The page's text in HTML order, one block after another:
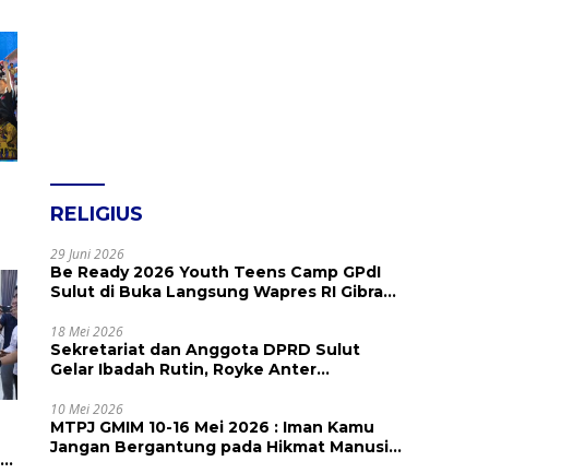
RELIGIUS
29 Juni 2026
Be Ready 2026 Youth Teens Camp GPdI
Sulut di Buka Langsung Wapres RI Gibran
Apresiasi Tinggi
18 Mei 2026
Sekretariat dan Anggota DPRD Sulut
Gelar Ibadah Rutin, Royke Anter
dan Pengingat
10 Mei 2026
MTPJ GMIM 10-16 Mei 2026 : Iman Kamu
Jangan Bergantung pada Hikmat Manusia,